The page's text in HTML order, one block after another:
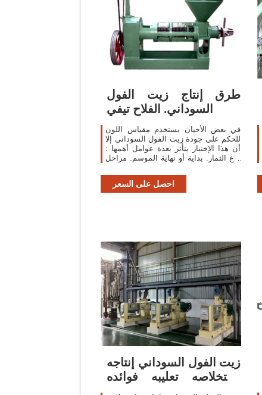
طرق إنتاج زيت الفول
السوداني. الفلاح تيفي
في بعض الأحيان يستخدم مقياس اللون
للحكم على جودة زيت الفول السوداني إلا
أن هذا الإختبار يتأثر بعدة عوامل أهمها :
نوع الثمار. بداية أو نهاية الموسم. مراحل
احصل على السعر
زيت الفول السوداني إنتاجه
استخلاصه تعليبه فوائده
مدينة